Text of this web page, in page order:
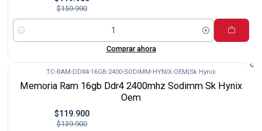
$159.990
Cantidad
Comprar ahora
TC-RAM-DDR4-16GB-2400-SODIMM-HYNIX-OEM|Sk Hynix
Memoria Ram 16gb Ddr4 2400mhz Sodimm Sk Hynix
Oem
$119.900
$139.900